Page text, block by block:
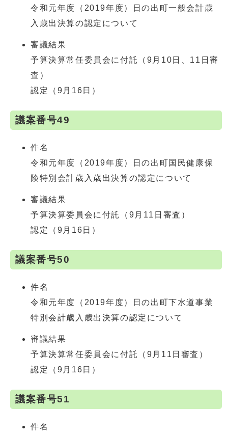
令和元年度（2019年度）日の出町一般会計歳
入歳出決算の認定について
審議結果
予算決算常任委員会に付託（9月10日、11日審
査）
認定（9月16日）
議案番号49
件名
令和元年度（2019年度）日の出町国民健康保
険特別会計歳入歳出決算の認定について
審議結果
予算決算委員会に付託（9月11日審査）
認定（9月16日）
議案番号50
件名
令和元年度（2019年度）日の出町下水道事業
特別会計歳入歳出決算の認定について
審議結果
予算決算常任委員会に付託（9月11日審査）
認定（9月16日）
議案番号51
件名